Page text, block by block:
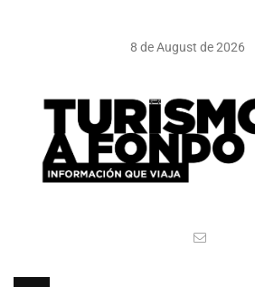
8 de August de 2026